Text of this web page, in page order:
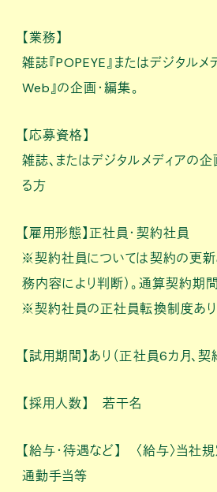
【業務】
雑誌『POPEYE』またはデジタルメ
Web』の企画・編集。
【応募資格】
雑誌、またはデジタルメディアの
る方
【雇用形態】正社員・契約社員
※契約社員については契約の更新
務内容により判断）。通算契約期
※契約社員の正社員転換制度あり
【試用期間】あり（正社員6カ月、契
【採用人数】 若干名
【給与・待遇など】 〈給与〉当社規
通勤手当等